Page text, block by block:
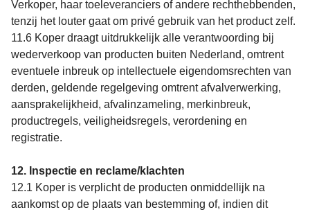
Verkoper, haar toeleveranciers of andere rechthebbenden,
tenzij het louter gaat om privé gebruik van het product zelf.
11.6 Koper draagt uitdrukkelijk alle verantwoording bij
wederverkoop van producten buiten Nederland, omtrent
eventuele inbreuk op intellectuele eigendomsrechten van
derden, geldende regelgeving omtrent afvalverwerking,
aansprakelijkheid, afvalinzameling, merkinbreuk,
productregels, veiligheidsregels, verordening en
registratie.
12. Inspectie en reclame/klachten
12.1 Koper is verplicht de producten onmiddellijk na
aankomst op de plaats van bestemming of, indien dit